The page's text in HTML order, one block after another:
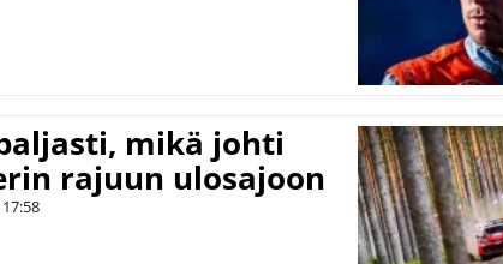
mikä johti
rajuun ulosajoon
17:58